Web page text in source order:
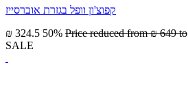
קפוצ'ון וופל בגזרת אוברסייז
₪ 324.5 50% Price reduced from₪ 649 to
SALE